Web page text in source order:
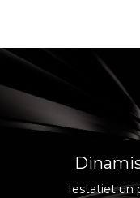
Iestatiet un